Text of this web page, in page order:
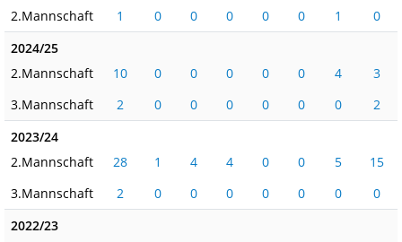
2.Mannschaft
1 0 0 0 0 0 1
0
2024/25
2.Mannschaft
10 0 0 0 0 0 4
3
3.Mannschaft
2 0 0 0 0 0 0
2
2023/24
2.Mannschaft
28 1 4 4 0 0 5
15
3.Mannschaft
2 0 0 0 0 0 0
0
2022/23